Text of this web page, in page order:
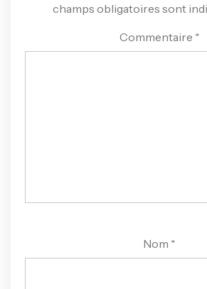
champs obligatoires sont
Commentaire *
Nom *